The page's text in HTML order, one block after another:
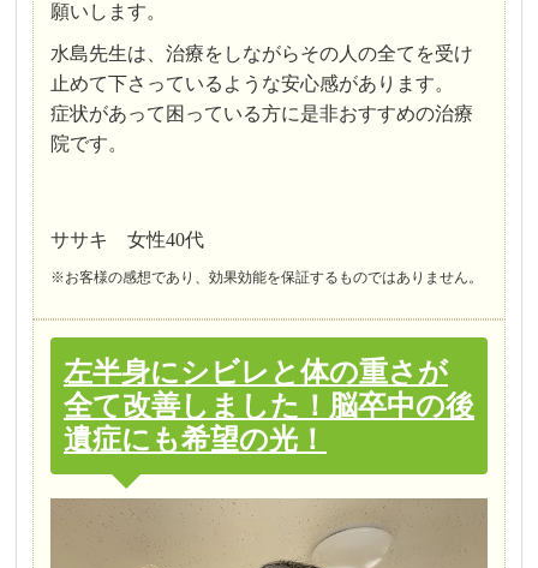
願いします。
水島先生は、治療をしながらその人の全てを受け
止めて下さっているような安心感があります。
症状があって困っている方に是非おすすめの治療
院です。
ササキ 女性40代
※お客様の感想であり、効果効能を保証するものではありません。
左半身にシビレと体の重さが
全て改善しました！脳卒中の後
遺症にも希望の光！